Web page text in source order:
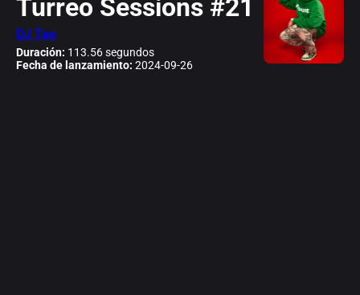
Turreo Sessions #21
DJ Tao
Duración: 113.56 segundos
Fecha de lanzamiento: 2024-09-26